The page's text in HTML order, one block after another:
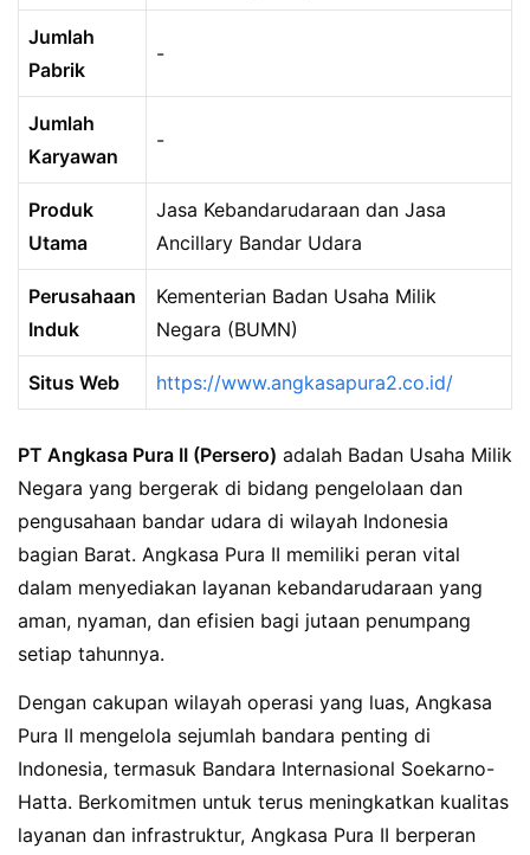
Jumlah
Pabrik
-
Jumlah
Karyawan
-
Produk
Utama
Jasa Kebandarudaraan dan Jasa
Ancillary Bandar Udara
Perusahaan
Induk
Kementerian Badan Usaha Milik
Negara (BUMN)
Situs Web https://www.angkasapura2.co.id/
PT Angkasa Pura II (Persero) adalah Badan Usaha Milik
Negara yang bergerak di bidang pengelolaan dan
pengusahaan bandar udara di wilayah Indonesia
bagian Barat. Angkasa Pura II memiliki peran vital
dalam menyediakan layanan kebandarudaraan yang
aman, nyaman, dan efisien bagi jutaan penumpang
setiap tahunnya.
Dengan cakupan wilayah operasi yang luas, Angkasa
Pura II mengelola sejumlah bandara penting di
Indonesia, termasuk Bandara Internasional Soekarno-
Hatta. Berkomitmen untuk terus meningkatkan kualitas
layanan dan infrastruktur, Angkasa Pura II berperan